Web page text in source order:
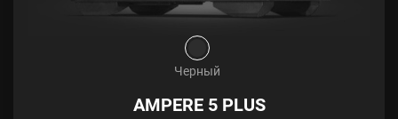
Черный
AMPERE 5 PLUS